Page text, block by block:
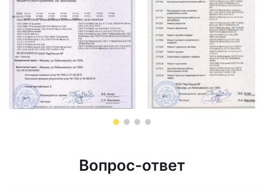
Вопрос-ответ